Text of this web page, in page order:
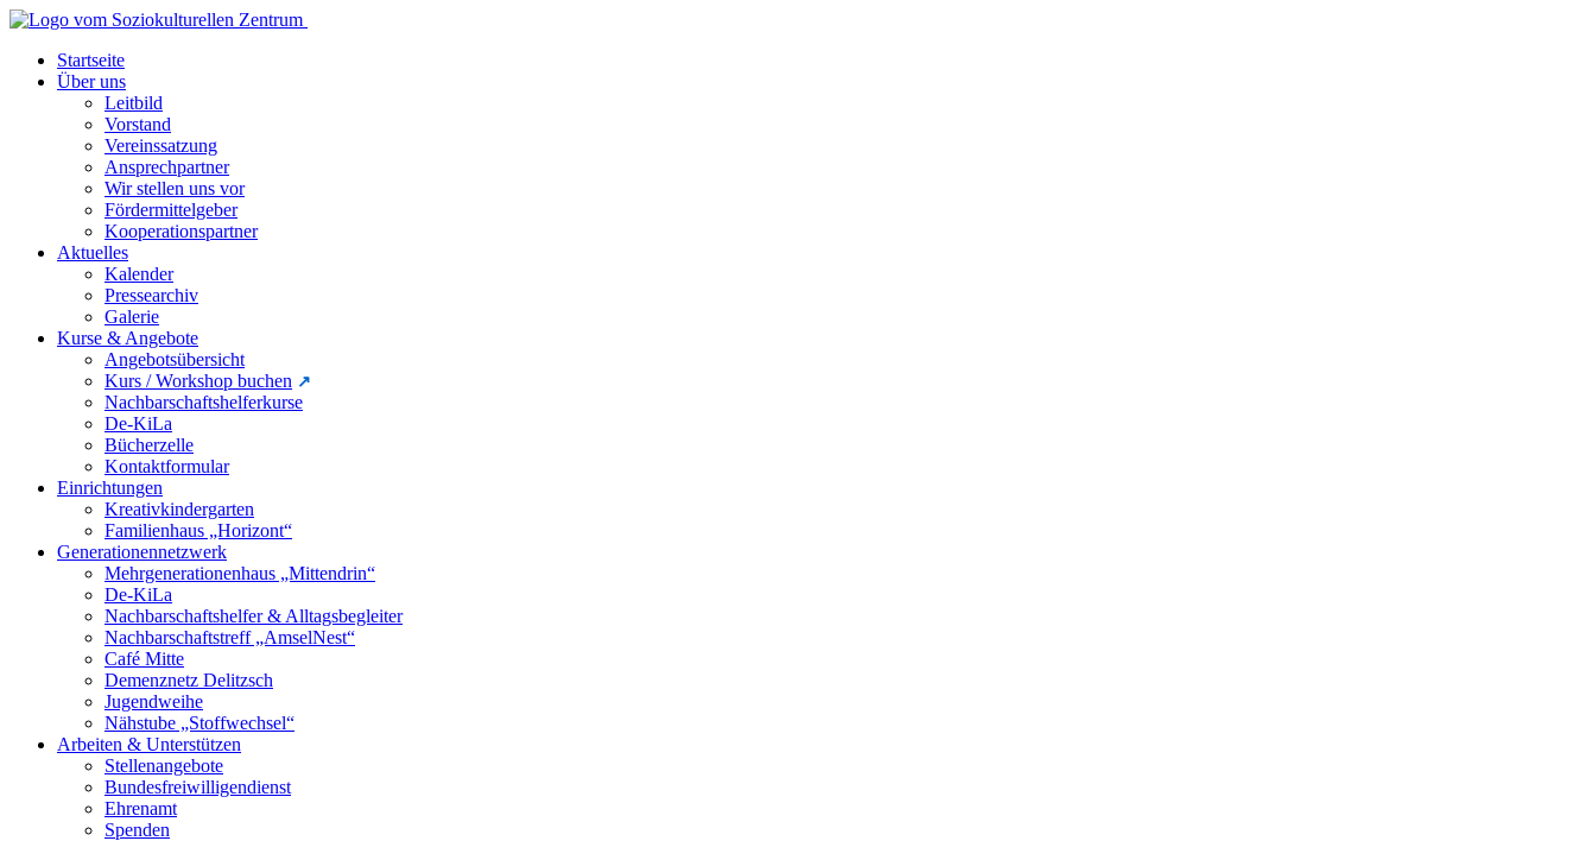
Startseite
Über uns
Leitbild
Vorstand
Vereinssatzung
Ansprechpartner
Wir stellen uns vor
Fördermittelgeber
Kooperationspartner
Aktuelles
Kalender
Pressearchiv
Galerie
Kurse & Angebote
Angebotsübersicht
Kurs / Workshop buchen
Nachbarschaftshelferkurse
De-KiLa
Bücherzelle
Kontaktformular
Einrichtungen
Kreativkindergarten
Familienhaus „Horizont“
Generationennetzwerk
Mehrgenerationenhaus „Mittendrin“
De-KiLa
Nachbarschaftshelfer & Alltagsbegleiter
Nachbarschaftstreff „AmselNest“
Café Mitte
Demenznetz Delitzsch
Jugendweihe
Nähstube „Stoffwechsel“
Arbeiten & Unterstützen
Stellenangebote
Bundesfreiwilligendienst
Ehrenamt
Spenden